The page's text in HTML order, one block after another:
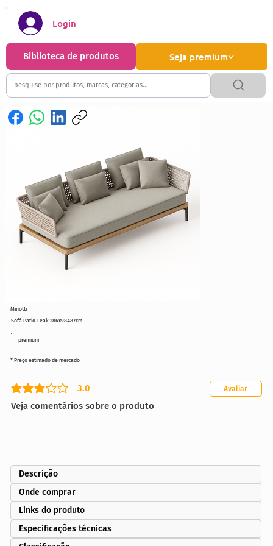
Seja premium
Biblioteca de produtos
Login
premium
Sofá Patio Teak 286x98A87cm
3.0
classificação média é 3 de 5
Veja comentários sobre o produto
Avaliar
* Preço estimado de mercado
Minotti
Descrição
Onde comprar
Links do produto
Especificações técnicas